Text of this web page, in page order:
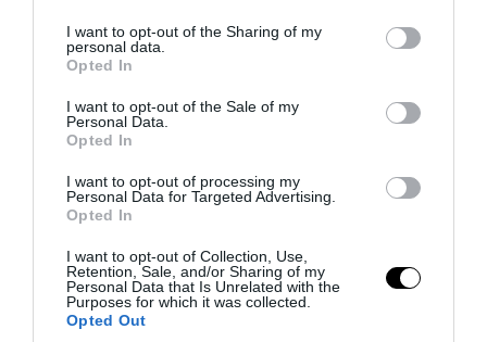
not limited to your visit or usage behaviour. You may click to
grant or deny consent to Google and its third-party tags to
use your data for below specified purposes in below Google
consent section.
I want to opt-out of the Sharing of my
personal data.
Opted In
I want to opt-out of the Sale of my
Personal Data.
Opted In
I want to opt-out of processing my
Personal Data for Targeted Advertising.
Opted In
I want to opt-out of Collection, Use,
Retention, Sale, and/or Sharing of my
Personal Data that Is Unrelated with the
Purposes for which it was collected.
Opted Out
PRONEWS.GR /LIFESTYLE
Δ.Παντέλη: Πόζαρε με μπικίνι στην
Μύκονο και «μοίρασε καρδιακά» στο
Instagram – Δείτε φωτογραφίες
07.08.2026 | 06:29